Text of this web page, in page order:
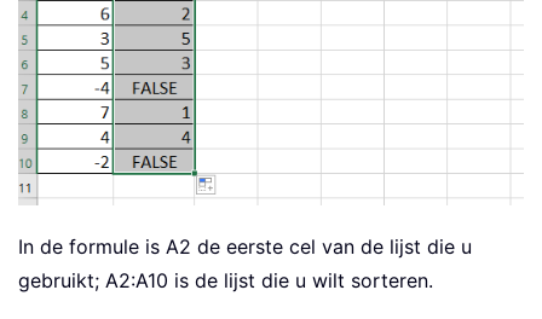
In de formule is A2 de eerste cel van de lijst die u
gebruikt; A2:A10 is de lijst die u wilt sorteren.